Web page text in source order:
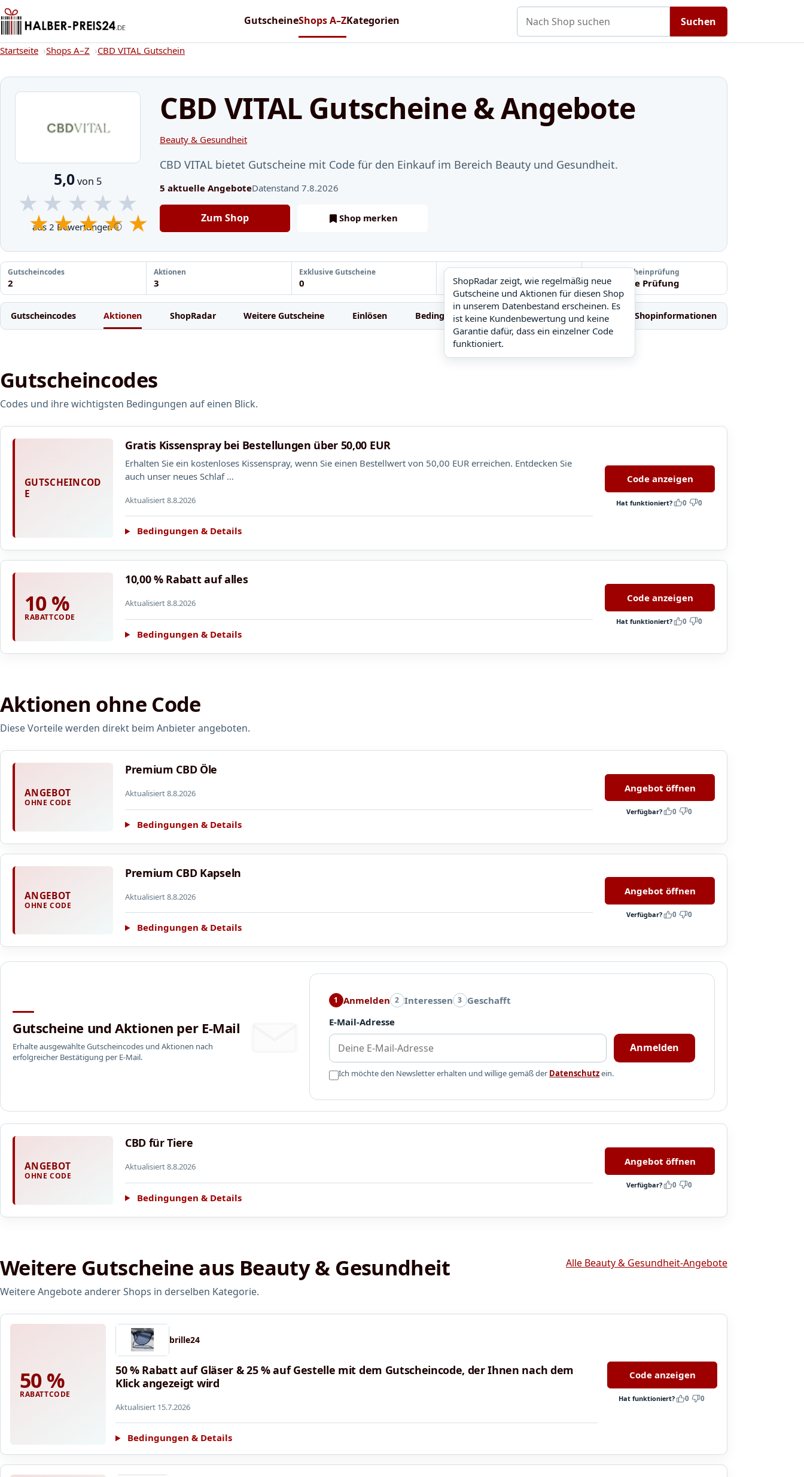
Startseite
GutscheineShops A–ZKategorien
Nach Shop suchen
Suchen
Startseite Shops A–Z CBD VITAL Gutschein
5,0von 5
★
★
★
★
★
★
★
★
★
★
aus 2 Bewertungen
CBD VITAL Gutscheine & Angebote
Beauty & Gesundheit
CBD VITAL bietet Gutscheine mit Code für den Einkauf im Bereich Beauty und Gesundheit.
5 aktuelle AngeboteDatenstand 7.8.2026
Zum Shop Shop merken
Gutscheincodes
2
Aktionen
3
Exklusive Gutscheine
0
ShopRadar
noch keine Daten
ShopRadar zeigt, wie regelmäßig neue
Gutscheine und Aktionen für diesen Shop
in unserem Datenbestand erscheinen. Es
ist keine Kundenbewertung und keine
Garantie dafür, dass ein einzelner Code
funktioniert.
Letzte Gutscheinprüfung
Noch keine Prüfung
Gutscheincodes Aktionen ShopRadar Weitere Gutscheine Einlösen Bedingungen FAQ Ähnliche Shops Shopinformationen
Gutscheincodes
Codes und ihre wichtigsten Bedingungen auf einen Blick.
GUTSCHEINCOD
E
Gratis Kissenspray bei Bestellungen über 50,00 EUR
Erhalten Sie ein kostenloses Kissenspray, wenn Sie einen Bestellwert von 50,00 EUR erreichen. Entdecken Sie
auch unser neues Schlaf …
Aktualisiert 8.8.2026
Bedingungen & Details
Code anzeigen
Hat funktioniert? 0 0
10 %
RABATTCODE
10,00 % Rabatt auf alles
Aktualisiert 8.8.2026
Bedingungen & Details
Code anzeigen
Hat funktioniert? 0 0
Aktionen ohne Code
Diese Vorteile werden direkt beim Anbieter angeboten.
ANGEBOT
OHNE CODE
Premium CBD Öle
Aktualisiert 8.8.2026
Bedingungen & Details
Angebot öffnen
Verfügbar? 0 0
ANGEBOT
OHNE CODE
Premium CBD Kapseln
Aktualisiert 8.8.2026
Bedingungen & Details
Angebot öffnen
Verfügbar? 0 0
Gutscheine und Aktionen per E-Mail
Erhalte ausgewählte Gutscheincodes und Aktionen nach
erfolgreicher Bestätigung per E-Mail.
1 Anmelden 2 Interessen 3 Geschafft
E-Mail-Adresse
Anmelden
Ich möchte den Newsletter erhalten und willige gemäß der Datenschutzein.
ANGEBOT
OHNE CODE
CBD für Tiere
Aktualisiert 8.8.2026
Bedingungen & Details
Angebot öffnen
Verfügbar? 0 0
Weitere Gutscheine aus Beauty & Gesundheit
Weitere Angebote anderer Shops in derselben Kategorie.
Alle Beauty & Gesundheit-Angebote
50 %
RABATTCODE
brille24
50 % Rabatt auf Gläser & 25 % auf Gestelle mit dem Gutscheincode, der Ihnen nach dem
Klick angezeigt wird
Aktualisiert 15.7.2026
Bedingungen & Details
Code anzeigen
Hat funktioniert? 0 0